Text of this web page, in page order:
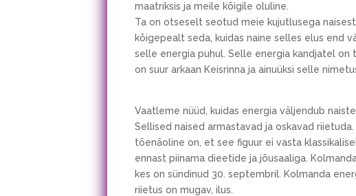
maatriksis ja meile kõigile oluline.
Ta on otseselt seotud meie kujutlusega
kõigepealt seda, kuidas naine selles elus end
selle energia puhul. Selle energia kandjatel on
on suur arkaan Keisrinna ja ainuüksi selle
Vaatleme nüüd, kuidas energia väljendub
Sellised naised armastavad ja oskavad
tõenäoline on, et see figuur ei vasta
ennast piinama dieetide ja jõusaaliga.
kes on sündinud 30. septembril. Kolmanda
riietus on mugav, ilus.